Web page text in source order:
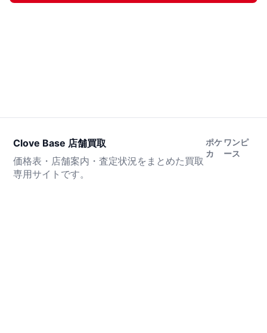
Clove Base 店舗買取
価格表・店舗案内・査定状況をまとめた買取
専用サイトです。
ポケ
カ
ワンピ
ース